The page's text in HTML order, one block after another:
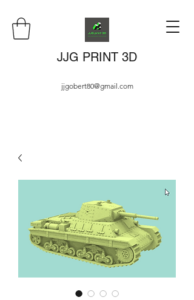
JJG PRINT 3D
jjgobert80@gmail.com